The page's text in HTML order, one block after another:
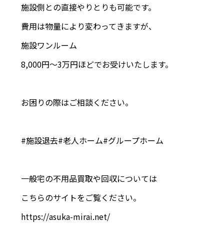
施設側との直接やりとりも可能です。
費用は物量により変わってきますが、
施設ワンルーム
8,000円〜3万円ほどでお受けいたします。
お困りの際はご相談ください。
#施設退去#老人ホーム#グループホーム
一般宅の不用品買取や回収については
こちらのサイトをご覧ください。
https://asuka-mirai.net/